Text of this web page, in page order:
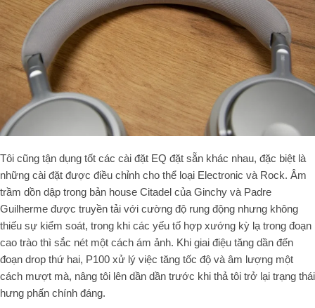
Tôi cũng tận dụng tốt các cài đặt EQ đặt sẵn khác nhau, đặc biệt là
những cài đặt được điều chỉnh cho thể loại Electronic và Rock. Âm
trầm dồn dập trong bản house Citadel của Ginchy và Padre
Guilherme được truyền tải với cường độ rung động nhưng không
thiếu sự kiểm soát, trong khi các yếu tố hợp xướng kỳ lạ trong đoạn
cao trào thì sắc nét một cách ám ảnh. Khi giai điệu tăng dần đến
đoạn drop thứ hai, P100 xử lý việc tăng tốc độ và âm lượng một
cách mượt mà, nâng tôi lên dần dần trước khi thả tôi trở lại trạng thái
hưng phấn chính đáng.